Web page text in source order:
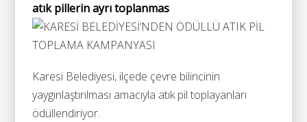
atık pillerin ayrı toplanmas
Karesi Belediyesi, ilçede çevre bilincinin
yaygınlaştırılması amacıyla atık pil toplayanları
ödüllendiriyor.